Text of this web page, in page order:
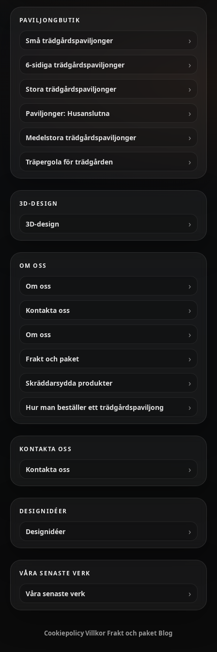
utomhusutrymmets design.
Leverans och installation
Paviljongen och terrassen levereras omonterade.
beställningsspecifikationer och destination.
behov.
För mer information eller för att göra en
PAVILJONGBUTIK
Små trädgårdspaviljonger
6-sidiga trädgårdspaviljonger
Stora trädgårdspaviljonger
Paviljonger: Husanslutna
Medelstora trädgårdspaviljonger
Träpergola för trädgården
3D-DESIGN
3D-design
OM OSS
Om oss
Kontakta oss
Om oss
Frakt och paket
Skräddarsydda produkter
Hur man beställer ett trädgårdspaviljong
KONTAKTA OSS
Kontakta oss
DESIGNIDÉER
Designidéer
VÅRA SENASTE VERK
Våra senaste verk
Cookiepolicy·Villkor·Frakt och paket·Blog